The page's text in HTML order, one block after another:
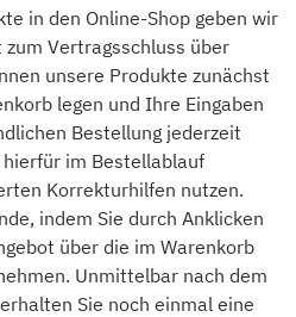
in den Online-Shop geben wir
zum Vertragsschluss über
unsere Produkte zunächst
legen und Ihre Eingaben
Bestellung jederzeit
hierfür im Bestellablauf
Korrekturhilfen nutzen.
indem Sie durch Anklicken
über die im Warenkorb
Unmittelbar nach dem
Sie noch einmal eine